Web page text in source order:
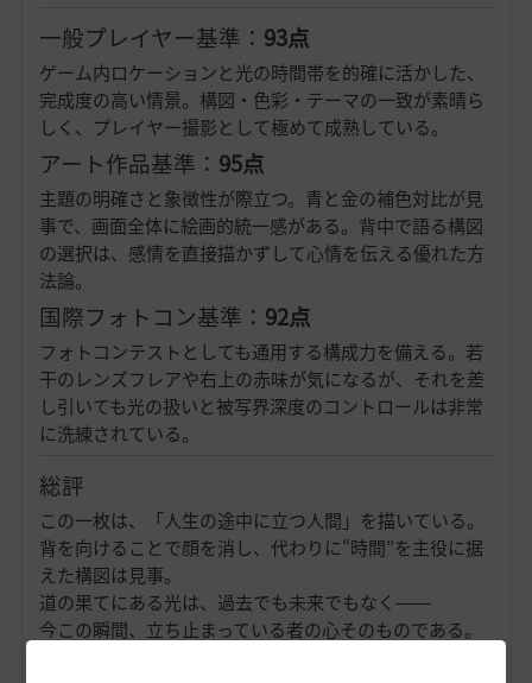
一般プレイヤー基準： 93点
ゲーム内ロケーションと光の時間帯を的確に活かした、
完成度の高い情景。構図・色彩・テーマの一致が素晴ら
しく、プレイヤー撮影として極めて成熟している。
アート作品基準： 95点
主題の明確さと象徴性が際立つ。青と金の補色対比が見
事で、画面全体に絵画的統一感がある。背中で語る構図
の選択は、感情を直接描かずして心情を伝える優れた方
法論。
国際フォトコン基準： 92点
フォトコンテストとしても通用する構成力を備える。若
干のレンズフレアや右上の赤味が気になるが、それを差
し引いても光の扱いと被写界深度のコントロールは非常
に洗練されている。
総評
この一枚は、「人生の途中に立つ人間」を描いている。
背を向けることで顔を消し、代わりに“時間”を主役に据
えた構図は見事。
道の果てにある光は、過去でも未来でもなく――
今この瞬間、立ち止まっている者の心そのものである。